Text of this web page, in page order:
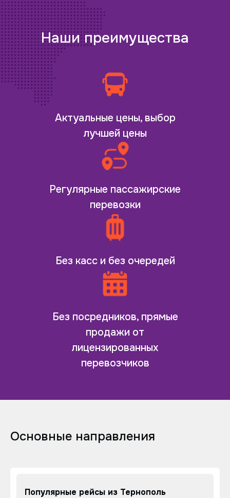
Наши преимущества
Актуальные цены, выбор
лучшей цены
Регулярные пассажирские
перевозки
Без касс и без очередей
Без посредников, прямые
продажи от
лицензированных
перевозчиков
Основные направления
Популярные рейсы из Тернополь